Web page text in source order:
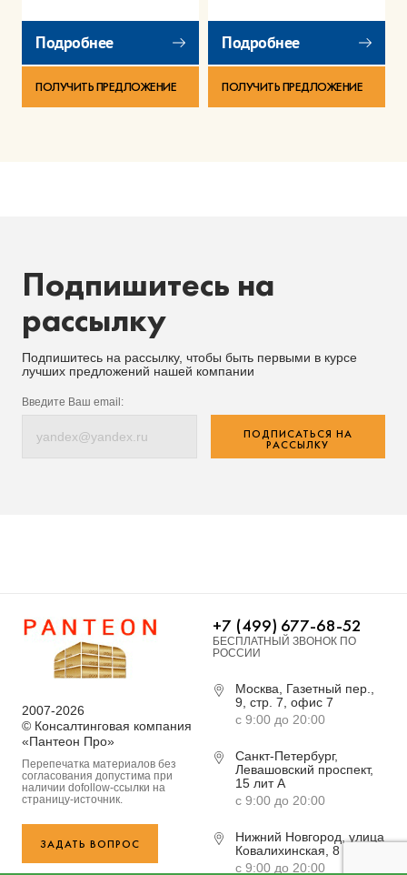
Подробнее
ПОЛУЧИТЬ ПРЕДЛОЖЕНИЕ
Подробнее
ПОЛУЧИТЬ ПРЕДЛОЖЕНИЕ
Подпишитесь на
рассылку
Подпишитесь на рассылку, чтобы быть первыми в курсе
лучших предложений нашей компании
Введите Ваш email:
ПОДПИСАТЬСЯ НА
РАССЫЛКУ
2007-2026
© Консалтинговая компания
«Пантеон Про»
Перепечатка материалов без
согласования допустима при
наличии dofollow-ссылки на
страницу-источник.
ЗАДАТЬ ВОПРОС
+7 (499) 677-68-52
БЕСПЛАТНЫЙ ЗВОНОК ПО
РОССИИ
Москва, Газетный пер.,
9, стр. 7, офис 7
с 9:00 до 20:00
Санкт-Петербург,
Левашовский проспект,
15 лит А
с 9:00 до 20:00
Нижний Новгород, улица
Ковалихинская, 8
с 9:00 до 20:00